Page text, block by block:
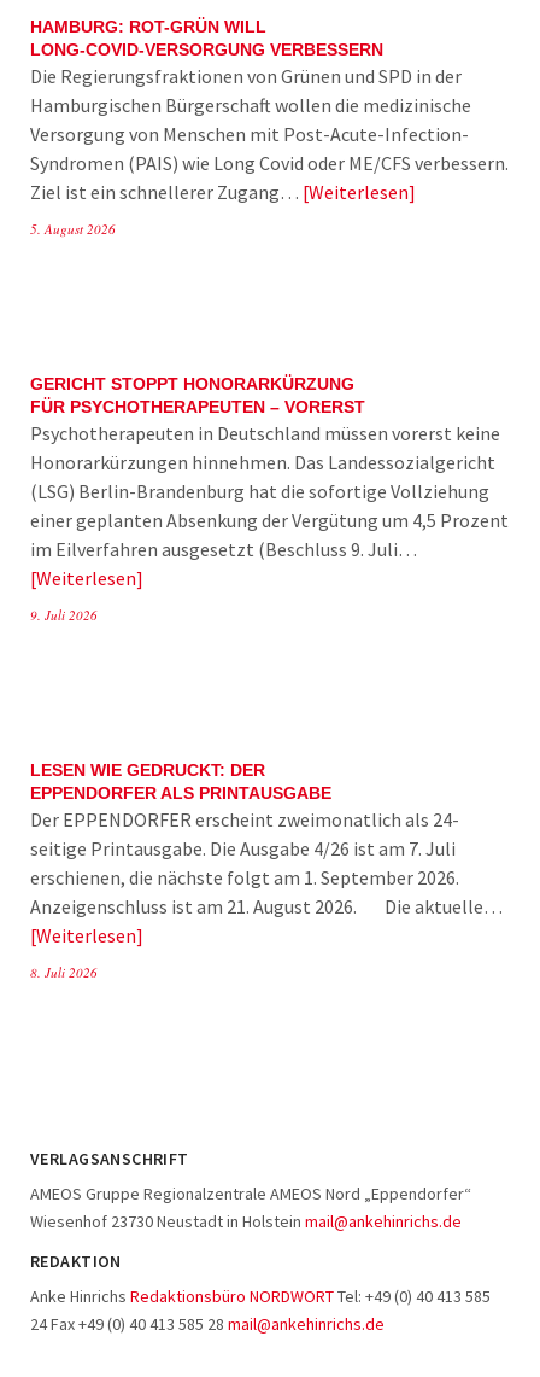
HAMBURG: ROT-GRÜN WILL
LONG-COVID-VERSORGUNG VERBESSERN
Die Regierungsfraktionen von Grünen und SPD in der
Hamburgischen Bürgerschaft wollen die medizinische
Versorgung von Menschen mit Post-Acute-Infection-
Syndromen (PAIS) wie Long Covid oder ME/CFS verbessern.
Ziel ist ein schnellerer Zugang… Weiterlesen
5. August 2026
GERICHT STOPPT HONORARKÜRZUNG
FÜR PSYCHOTHERAPEUTEN – VORERST
Psychotherapeuten in Deutschland müssen vorerst keine
Honorarkürzungen hinnehmen. Das Landessozialgericht
(LSG) Berlin-Brandenburg hat die sofortige Vollziehung
einer geplanten Absenkung der Vergütung um 4,5 Prozent
im Eilverfahren ausgesetzt (Beschluss 9. Juli…
Weiterlesen
9. Juli 2026
LESEN WIE GEDRUCKT: DER
EPPENDORFER ALS PRINTAUSGABE
Der EPPENDORFER erscheint zweimonatlich als 24-
seitige Printausgabe. Die Ausgabe 4/26 ist am 7. Juli
erschienen, die nächste folgt am 1. September 2026.
Anzeigenschluss ist am 21. August 2026. Die aktuelle…
Weiterlesen
8. Juli 2026
VERLAGSANSCHRIFT
AMEOS Gruppe Regionalzentrale AMEOS Nord „Eppendorfer“
Wiesenhof 23730 Neustadt in Holstein mail@ankehinrichs.de
REDAKTION
Anke Hinrichs Redaktionsbüro NORDWORTTel: +49 (0) 40 413 585
24 Fax +49 (0) 40 413 585 28 mail@ankehinrichs.de